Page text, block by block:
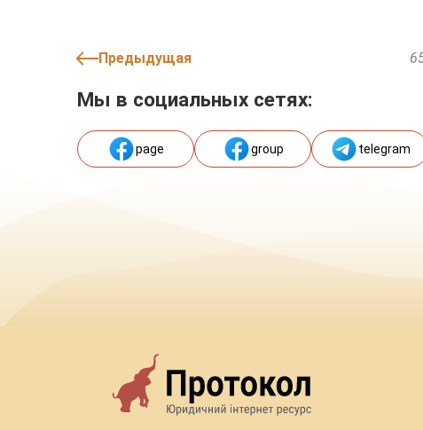
Предыдущая
Мы в социальных сетях:
page group telegram